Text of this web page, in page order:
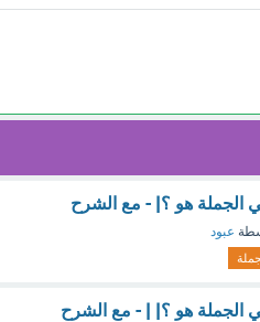
الجملة هو ؟| - مع الشرح
عبود
الجملة هو ؟| | - مع الشرح